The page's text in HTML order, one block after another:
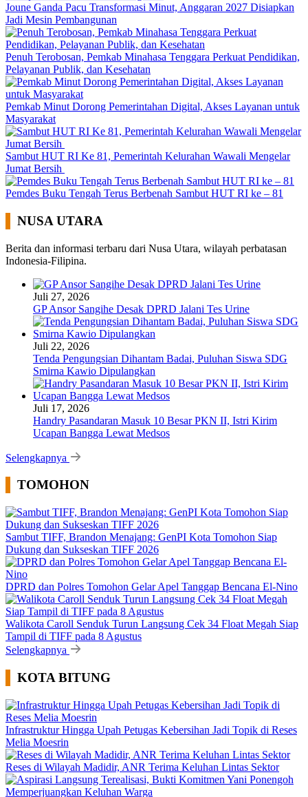
Joune Ganda Pacu Transformasi Minut, Anggaran 2027 Disiapkan
Jadi Mesin Pembangunan
Penuh Terobosan, Pemkab Minahasa Tenggara Perkuat Pendidikan,
Pelayanan Publik, dan Kesehatan
Pemkab Minut Dorong Pemerintahan Digital, Akses Layanan untuk
Masyarakat
Sambut HUT RI Ke 81, Pemerintah Kelurahan Wawali Mengelar
Jumat Bersih
Pemdes Buku Tengah Terus Berbenah Sambut HUT RI ke – 81
NUSA UTARA
Berita dan informasi terbaru dari Nusa Utara, wilayah perbatasan
Indonesia-Filipina.
Juli 27, 2026
GP Ansor Sangihe Desak DPRD Jalani Tes Urine
Juli 22, 2026
Tenda Pengungsian Dihantam Badai, Puluhan Siswa SDG
Smirna Kawio Dipulangkan
Juli 17, 2026
Handry Pasandaran Masuk 10 Besar PKN II, Istri Kirim
Ucapan Bangga Lewat Medsos
Selengkapnya
TOMOHON
Sambut TIFF, Brandon Menajang: ​GenPI Kota Tomohon Siap
Dukung dan Sukseskan TIFF 2026
DPRD dan Polres Tomohon Gelar Apel Tanggap Bencana El-Nino
Walikota Caroll Senduk Turun Langsung Cek 34 Float Megah Siap
Tampil di TIFF pada 8 Agustus
Selengkapnya
KOTA BITUNG
Infrastruktur Hingga Upah Petugas Kebersihan Jadi Topik di Reses
Melia Moesrin
Reses di Wilayah Madidir, ANR Terima Keluhan Lintas Sektor